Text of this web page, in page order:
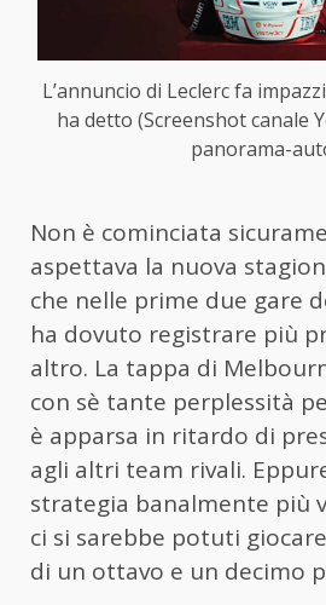
L’annuncio di Leclerc fa
ha detto (Screenshot canale
panorama-
Non è cominciata
aspettava la nuova
che nelle prime due gare
ha dovuto registrare più
altro. La tappa di
con sè tante perplessità
è apparsa in ritardo di
agli altri team rivali.
strategia banalmente più
ci si sarebbe potuti
di un ottavo e un decimo